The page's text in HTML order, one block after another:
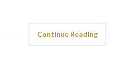
Continue Reading